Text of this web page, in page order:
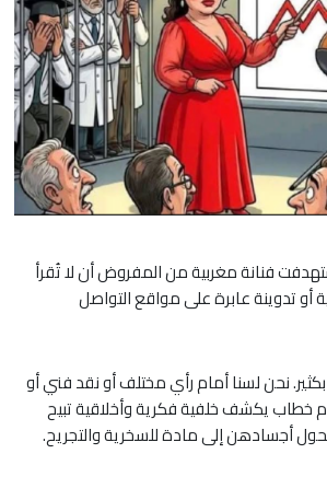
فنانة مغربية من المفروض أن لا تُقرأ
أو تدوينة عابرة على مواقع التواصل
نحن لسنا أمام رأي مختلف أو نقد فني أو
يكشف خلفية فكرية وأخلاقية تبيح
أجسادهن إلى مادة للسخرية والتجريح.